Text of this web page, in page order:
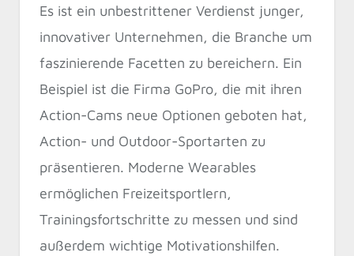
Es ist ein unbestrittener Verdienst junger,
innovativer Unternehmen, die Branche um
faszinierende Facetten zu bereichern. Ein
Beispiel ist die Firma GoPro, die mit ihren
Action-Cams neue Optionen geboten hat,
Action- und Outdoor-Sportarten zu
präsentieren. Moderne Wearables
ermöglichen Freizeitsportlern,
Trainingsfortschritte zu messen und sind
außerdem wichtige Motivationshilfen.